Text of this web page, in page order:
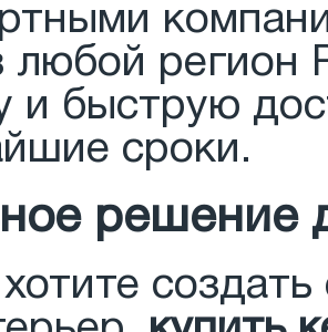
любой
и быструю
сроки.
решение